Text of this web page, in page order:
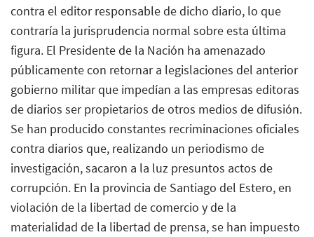
contra el editor responsable de dicho diario, lo que
contraría la jurisprudencia normal sobre esta última
figura. El Presidente de la Nación ha amenazado
públicamente con retornar a legislaciones del anterior
gobierno militar que impedían a las empresas editoras
de diarios ser propietarios de otros medios de difusión.
Se han producido constantes recriminaciones oficiales
contra diarios que, realizando un periodismo de
investigación, sacaron a la luz presuntos actos de
corrupción. En la provincia de Santiago del Estero, en
violación de la libertad de comercio y de la
materialidad de la libertad de prensa, se han impuesto